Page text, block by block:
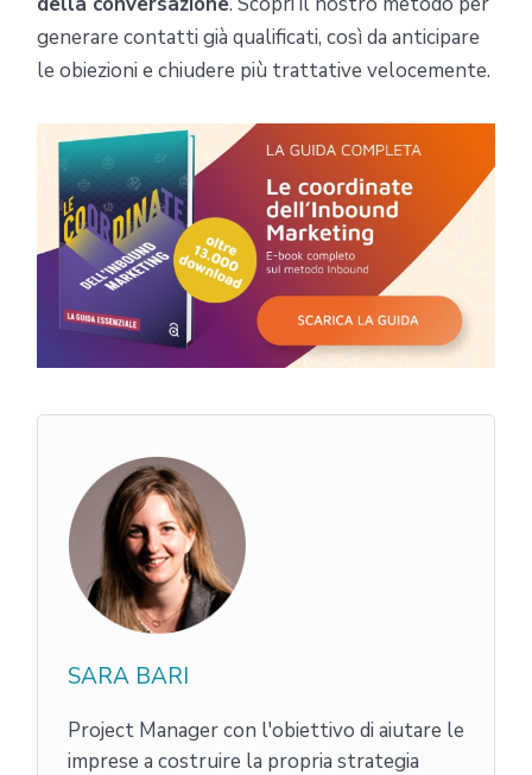
generare contatti già qualificati, così da anticipare
le obiezioni e chiudere più trattative velocemente.
SARA BARI
Project Manager con l'obiettivo di aiutare le
imprese a costruire la propria strategia